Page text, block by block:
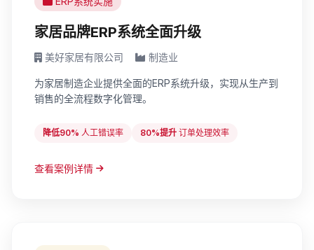
家居品牌ERP系统全面升级
美好家居有限公司 制造业
为家居制造企业提供全面的ERP系统升级，实现从生产到
销售的全流程数字化管理。
降低90% 人工错误率 80%提升 订单处理效率
查看案例详情